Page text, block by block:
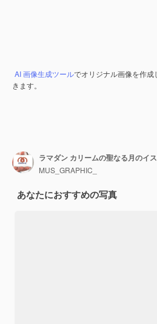
AI 画像生成ツールでオリジナル画像を作成
きます。
ラマダン カリームの聖なる月のイ
MUS_GRAPHIC_
あなたにおすすめの写真